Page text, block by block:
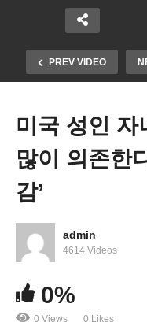
PREV VIDEO
미국 내 14개주 주
세 지역’
미국 성인 자
많이 의존한
감’
admin
4614 Videos
0%
0 Views 0 Likes